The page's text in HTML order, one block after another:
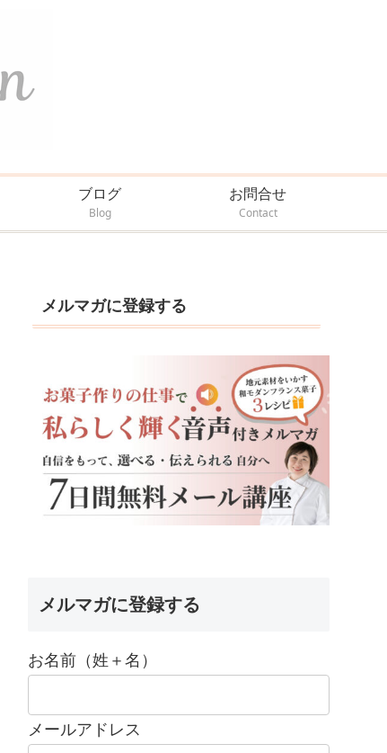
ブログ
Blog
お問合せ
Contact
メルマガに登録する
メルマガに登録する
お名前（姓＋名）
メールアドレス